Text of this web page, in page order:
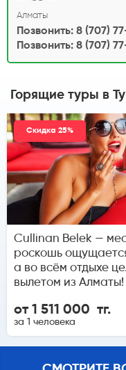
Алматы
Позвонить: 8 (707)
Позвонить: 8 (707)
Горящие туры в
Скидка 25%
Cullinan Belek —
роскошь
а во всём отдыхе
вылетом из Алматы!
от 1 511 000 тг.
за 1 человека